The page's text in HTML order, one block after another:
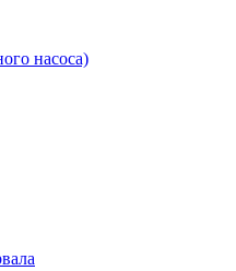
насоса)